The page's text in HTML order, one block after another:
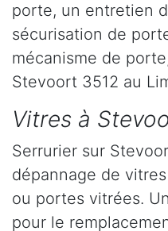
porte, un entretien
sécurisation de
mécanisme de
Stevoort 3512 au
Vitres à
Serrurier sur
dépannage de
ou portes vitrées. Un
pour le